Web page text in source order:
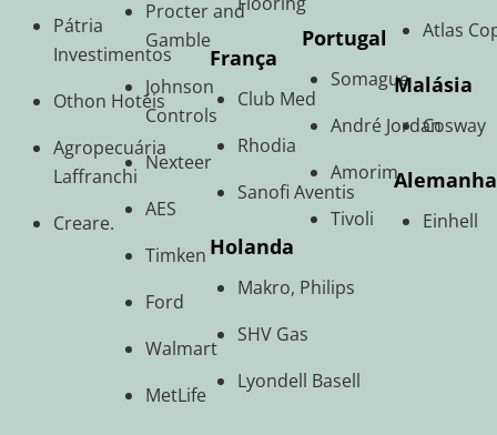
Pátria
Investimentos
Othon Hotéis
Agropecuária
Laffranchi
Creare.
Procter and
Gamble
Johnson
Controls
Nexteer
AES
Timken
Ford
Walmart
MetLife
França
Club Med
Rhodia
Sanofi Aventis
Holanda
Makro, Philips
SHV Gas
Lyondell Basell
Portugal
Somague
André Jordan
Amorim
Tivoli
Atlas
Malásia
Cosway
Alemanha
Einhell